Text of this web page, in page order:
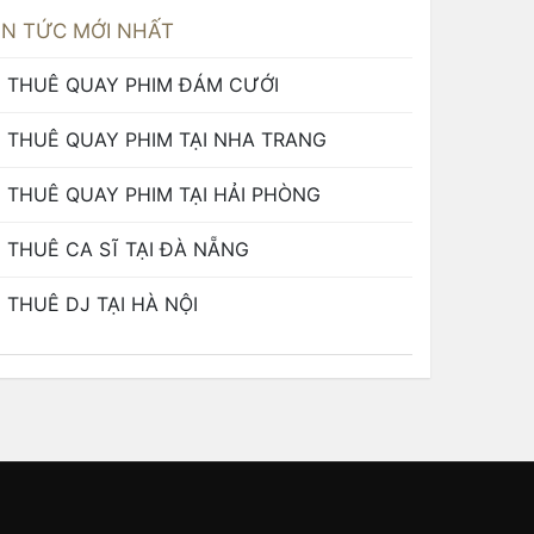
TỨC MỚI NHẤT
THUÊ QUAY PHIM ĐÁM CƯỚI
THUÊ QUAY PHIM TẠI NHA TRANG
THUÊ QUAY PHIM TẠI HẢI PHÒNG
THUÊ CA SĨ TẠI ĐÀ NẴNG
THUÊ DJ TẠI HÀ NỘI